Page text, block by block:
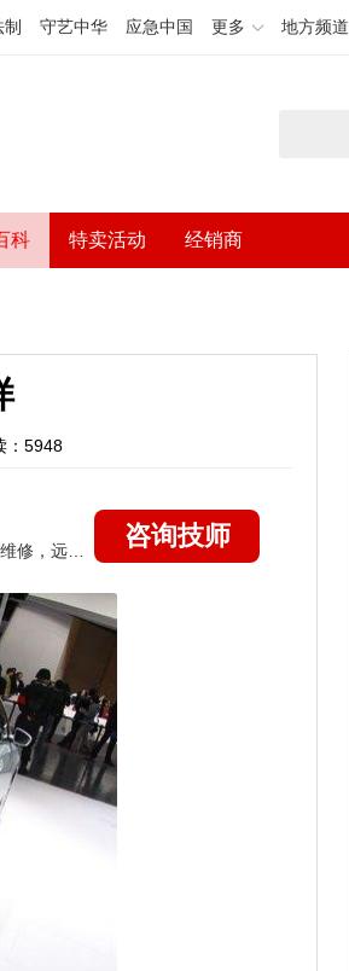
守艺中华 应急中国 更多 地方频道
科 特卖活动 经销商
：5948
咨询技师